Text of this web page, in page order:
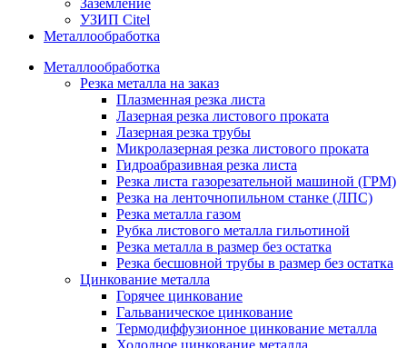
Заземление
УЗИП Citel
Металлообработка
Металлообработка
Резка металла на заказ
Плазменная резка листа
Лазерная резка листового проката
Лазерная резка трубы
Микролазерная резка листового проката
Гидроабразивная резка листа
Резка листа газорезательной машиной (ГРМ)
Резка на ленточнопильном станке (ЛПС)
Резка металла газом
Рубка листового металла гильотиной
Резка металла в размер без остатка
Резка бесшовной трубы в размер без остатка
Цинкование металла
Горячее цинкование
Гальваническое цинкование
Термодиффузионное цинкование металла
Холодное цинкование металла